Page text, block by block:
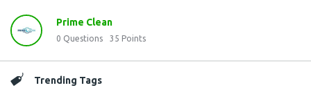
Prime Clean
0 Questions 35 Points
Trending Tags